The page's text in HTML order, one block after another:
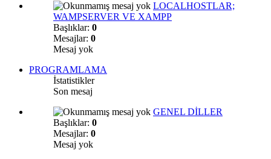
LOCALHOSTLAR;
WAMPSERVER VE XAMPP
Başlıklar: 0
Mesajlar: 0
Mesaj yok
PROGRAMLAMA
İstatistikler
Son mesaj
GENEL DİLLER
Başlıklar: 0
Mesajlar: 0
Mesaj yok